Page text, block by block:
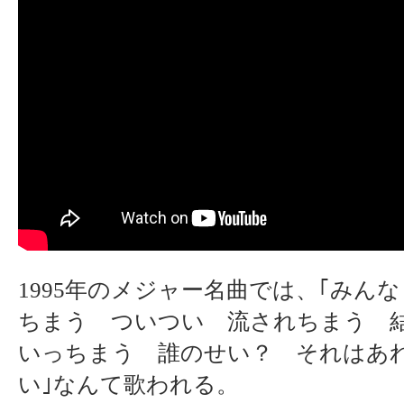
1995年のメジャー名曲では、｢みん
ちまう ついつい 流されちまう
いっちまう 誰のせい？ それはあ
い｣なんて歌われる。